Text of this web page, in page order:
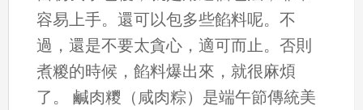
容易上手。還可以包多些餡料呢。不
過，還是不要太貪心，適可而止。否則
煮糉的時候，餡料爆出來，就很麻煩
了。 鹹肉糭（咸肉粽）是端午節傳統美